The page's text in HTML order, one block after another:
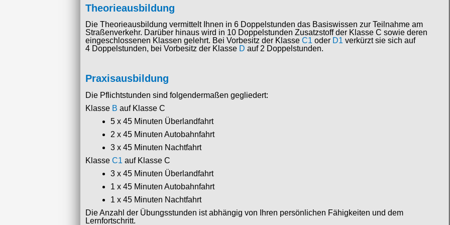
Theorieausbildung
Die Theorieausbildung vermittelt Ihnen in 6 Doppelstunden das Basiswissen zur Teilnahme am
Straßenverkehr. Darüber hinaus wird in 10 Doppelstunden Zusatzstoff der Klasse C sowie deren
eingeschlossenen Klassen gelehrt. Bei Vorbesitz der Klasse C1 oder D1 verkürzt sie sich auf
4 Doppelstunden, bei Vorbesitz der Klasse D auf 2 Doppelstunden.
Praxisausbildung
Die Pflichtstunden sind folgendermaßen gegliedert:
Klasse B auf Klasse C
5 x 45 Minuten Überlandfahrt
2 x 45 Minuten Autobahnfahrt
3 x 45 Minuten Nachtfahrt
Klasse C1 auf Klasse C
3 x 45 Minuten Überlandfahrt
1 x 45 Minuten Autobahnfahrt
1 x 45 Minuten Nachtfahrt
Die Anzahl der Übungsstunden ist abhängig von Ihren persönlichen Fähigkeiten und dem
Lernfortschritt.